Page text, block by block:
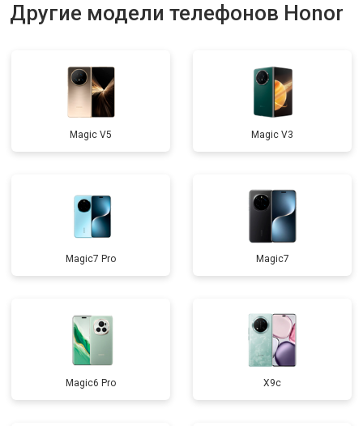
Другие модели телефонов Honor
Magic V5 Magic V3
Magic7 Pro Magic7
Magic6 Pro X9c